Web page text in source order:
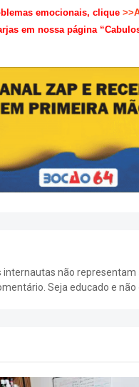
emocionais, clique
em nossa página
internautas não
Seja educado e não